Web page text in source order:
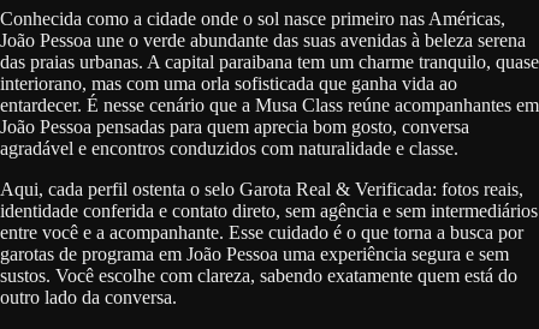
Conhecida como a cidade onde o sol nasce primeiro nas Américas,
João Pessoa une o verde abundante das suas avenidas à beleza serena
das praias urbanas. A capital paraibana tem um charme tranquilo, quase
interiorano, mas com uma orla sofisticada que ganha vida ao
entardecer. É nesse cenário que a Musa Class reúne acompanhantes em
João Pessoa pensadas para quem aprecia bom gosto, conversa
agradável e encontros conduzidos com naturalidade e classe.
Aqui, cada perfil ostenta o selo Garota Real & Verificada: fotos reais,
identidade conferida e contato direto, sem agência e sem intermediários
entre você e a acompanhante. Esse cuidado é o que torna a busca por
garotas de programa em João Pessoa uma experiência segura e sem
sustos. Você escolhe com clareza, sabendo exatamente quem está do
outro lado da conversa.